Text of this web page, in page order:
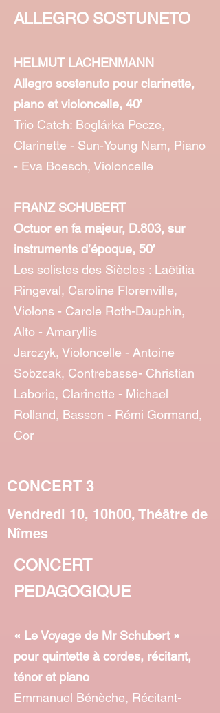
ALLEGRO SOSTUNETO
HELMUT LACHENMANN
Allegro sostenuto pour clarinette,
piano et violoncelle, 40’
Trio Catch: Boglárka Pecze,
Clarinette - Sun-Young Nam, Piano
- Eva Boesch, Violoncelle
FRANZ SCHUBERT
Octuor en fa majeur, D.803, sur
instruments d’époque, 50’
Les solistes des Siècles : Laëtitia
Ringeval, Caroline Florenville,
Violons - Carole Roth-Dauphin,
Alto - Amaryllis
Jarczyk, Violoncelle - Antoine
Sobzcak, Contrebasse- Christian
Laborie, Clarinette - Michael
Rolland, Basson - Rémi Gormand,
Cor
CONCERT 3
Vendredi 10, 10h00, Théâtre de
Nîmes
CONCERT
PEDAGOGIQUE
« Le Voyage de Mr Schubert »
pour quintette à cordes, récitant,
ténor et piano
Emmanuel Bénèche, Récitant-